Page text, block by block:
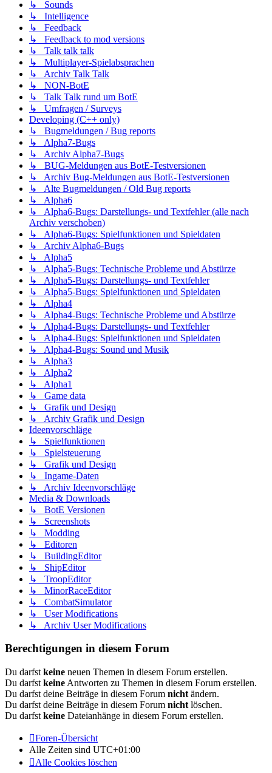
↳ Sounds
↳ Intelligence
↳ Feedback
↳ Feedback to mod versions
↳ Talk talk talk
↳ Multiplayer-Spielabsprachen
↳ Archiv Talk Talk
↳ NON-BotE
↳ Talk Talk rund um BotE
↳ Umfragen / Surveys
Developing (C++ only)
↳ Bugmeldungen / Bug reports
↳ Alpha7-Bugs
↳ Archiv Alpha7-Bugs
↳ BUG-Meldungen aus BotE-Testversionen
↳ Archiv Bug-Meldungen aus BotE-Testversionen
↳ Alte Bugmeldungen / Old Bug reports
↳ Alpha6
↳ Alpha6-Bugs: Darstellungs- und Textfehler (alle nach
Archiv verschoben)
↳ Alpha6-Bugs: Spielfunktionen und Spieldaten
↳ Archiv Alpha6-Bugs
↳ Alpha5
↳ Alpha5-Bugs: Technische Probleme und Abstürze
↳ Alpha5-Bugs: Darstellungs- und Textfehler
↳ Alpha5-Bugs: Spielfunktionen und Spieldaten
↳ Alpha4
↳ Alpha4-Bugs: Technische Probleme und Abstürze
↳ Alpha4-Bugs: Darstellungs- und Textfehler
↳ Alpha4-Bugs: Spielfunktionen und Spieldaten
↳ Alpha4-Bugs: Sound und Musik
↳ Alpha3
↳ Alpha2
↳ Alpha1
↳ Game data
↳ Grafik und Design
↳ Archiv Grafik und Design
Ideenvorschläge
↳ Spielfunktionen
↳ Spielsteuerung
↳ Grafik und Design
↳ Ingame-Daten
↳ Archiv Ideenvorschläge
Media & Downloads
↳ BotE Versionen
↳ Screenshots
↳ Modding
↳ Editoren
↳ BuildingEditor
↳ ShipEditor
↳ TroopEditor
↳ MinorRaceEditor
↳ CombatSimulator
↳ User Modifications
↳ Archiv User Modifications
Berechtigungen in diesem Forum
Du darfst keine neuen Themen in diesem Forum erstellen.
Du darfst keine Antworten zu Themen in diesem Forum erstellen.
Du darfst deine Beiträge in diesem Forum nicht ändern.
Du darfst deine Beiträge in diesem Forum nicht löschen.
Du darfst keine Dateianhänge in diesem Forum erstellen.
Foren-Übersicht
Alle Zeiten sind UTC+01:00
Alle Cookies löschen